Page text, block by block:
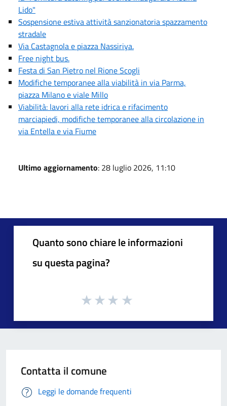
Lido"
Sospensione estiva attività sanzionatoria spazzamento
stradale
Via Castagnola e piazza Nassiriya.
Free night bus.
Festa di San Pietro nel Rione Scogli
Modifiche temporanee alla viabilità in via Parma,
piazza Milano e viale Millo
Viabilità: lavori alla rete idrica e rifacimento
marciapiedi, modifiche temporanee alla circolazione in
via Entella e via Fiume
Ultimo aggiornamento: 28 luglio 2026, 11:10
Quanto sono chiare le informazioni
su questa pagina?
Contatta il comune
Leggi le domande frequenti